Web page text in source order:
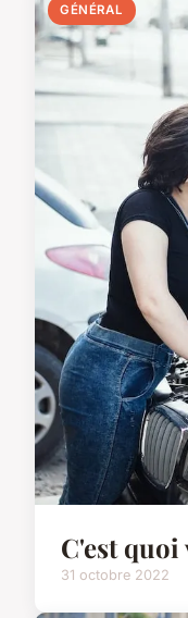
GÉNÉRAL
C'est quoi
31 octobre 2022